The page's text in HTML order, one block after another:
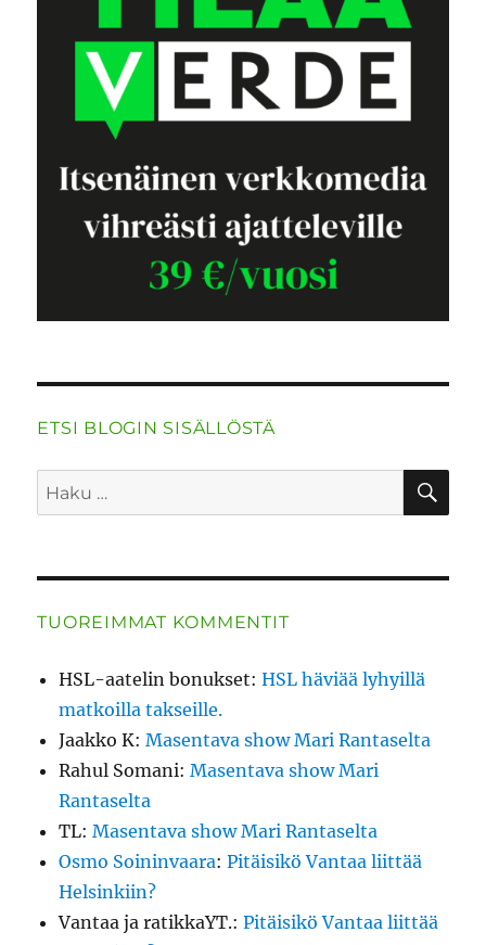
ETSI BLOGIN SISÄLLÖSTÄ
Etsi:
TUOREIMMAT KOMMENTIT
HSL-aatelin bonukset:HSL häviää lyhyillä
matkoilla takseille.
Jaakko K:Masentava show Mari Rantaselta
Rahul Somani:Masentava show Mari
Rantaselta
TL:Masentava show Mari Rantaselta
Osmo Soininvaara:Pitäisikö Vantaa liittää
Helsinkiin?
Vantaa ja ratikkaYT.:Pitäisikö Vantaa liittää